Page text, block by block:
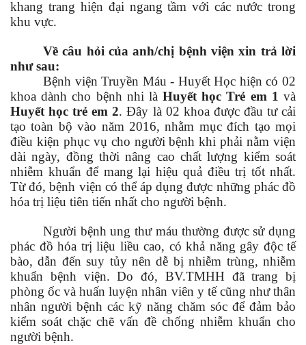
khang trang hiện đại ngang tầm với các nước trong
khu vực.
Về câu hỏi của anh/chị bệnh viện xin trả lời
như sau:
Bệnh viện Truyền Máu - Huyết Học hiện có 02
khoa dành cho bệnh nhi làHuyết học Trẻ em 1 và
Huyết học trẻ em 2. Đây là 02 khoa được đầu tư cải
tạo toàn bộ vào năm 2016, nhằm mục đích tạo mọi
điều kiện phục vụ cho người bệnh khi phải nằm viện
dài ngày, đồng thời nâng cao chất lượng kiểm soát
nhiễm khuẩn để mang lại hiệu quả điều trị tốt nhất.
Từ đó, bệnh viện có thể áp dụng được những phác đồ
hóa trị liệu tiên tiến nhất cho người bệnh.
Người bệnh ung thư máu thường được sử dụng
phác đồ hóa trị liệu liều cao, có khả năng gây độc tế
bào, dẫn đến suy tủy nên dễ bị nhiễm trùng, nhiễm
khuẩn bệnh viện. Do đó, BV.TMHH đã trang bị
phòng ốc và huấn luyện nhân viên y tế cũng như thân
nhân người bệnh các kỹ năng chăm sóc để đảm bảo
kiểm soát chặc chẽ vấn đề chống nhiễm khuẩn cho
người bệnh.